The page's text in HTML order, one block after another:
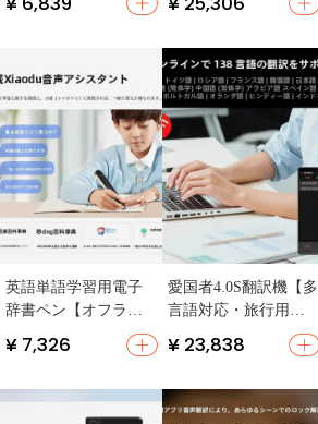
語・タイ語・ベトナ
通訳機能・AI翻訳】
英語単語学習用電子
辞書ペン【オフライ
ン翻訳・スキャン機
能付き】
¥ 7,326
愛国者4.0S翻訳機【多
言語対応・旅行用・
スマート翻訳デバイ
ス・ビジネス向け】
¥ 23,838